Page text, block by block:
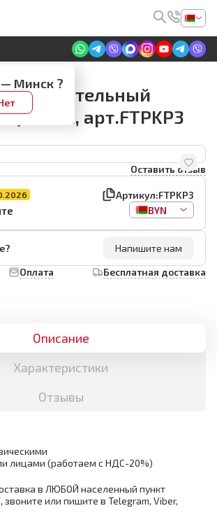
Прием заявок на сайте
— Минск ?
строительный
BIHUI, арт.FTPKP3
Оставить отзыв
Артикул:FTPKP3
BYN
Напишите нам
Оплата Бесплатная доставка
Описание
Характеристики
Отзывы
лицами (работаем с НДС-20%)
в ЛЮБОЙ населенный пункт
звоните или пишите в Telegram, Viber,